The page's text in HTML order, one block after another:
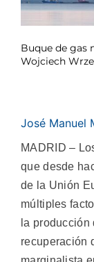
Buque de gas
Wojciech
José Manuel
MADRID –
que desde
de la Unión
múltiples
la
recuperación